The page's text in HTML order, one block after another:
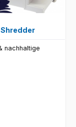
nachhaltige